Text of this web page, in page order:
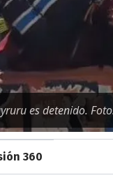
es detenido.
360